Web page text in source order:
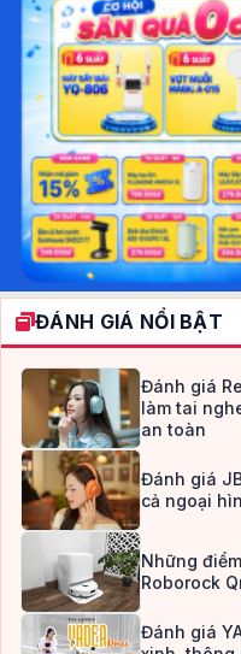
ĐÁNH GIÁ NỔI BẬT
Đánh giá
làm tai
an toàn
Đánh giá
cả ngoại
Những
Roborock
Đánh giá